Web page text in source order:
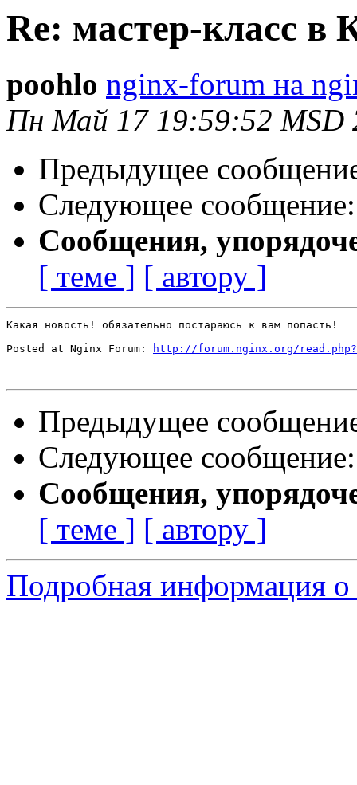
Re: мастер-класс в
poohlo nginx-forum на
Пн Май 17 19:59:52 MSD
Предыдущее
Следующее
Сообщения,
[ теме ] [ автору ]
Какая новость! обязательно постараюсь к вам попасть!
Posted at Nginx Forum:
http://forum.nginx.org/
Предыдущее
Следующее
Сообщения,
[ теме ] [ автору ]
Подробная информация